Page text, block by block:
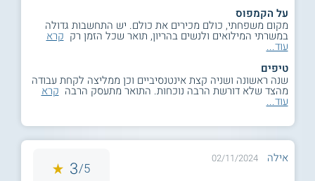
על הקמפוס
מקום משפחתי, כולם מכירים את כולם. יש התחשבות גדולה
במשרתי המילואים ולנשים בהריון, תואר שכל הזמן רק קרא
עוד...
טיפים
שנה ראשונה ושניה קצת אינטנסיביים וכן ממליצה לקחת עבודה
מהצד שלא דורשת הרבה נוכחות. התואר מתעסק הרבה קרא
עוד...
אילה 02/11/2024
5/
3